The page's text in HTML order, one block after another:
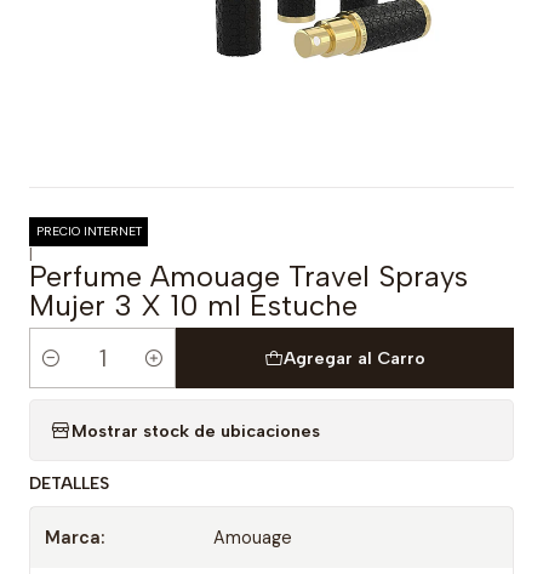
PRECIO INTERNET
|
Perfume Amouage Travel Sprays
Mujer 3 X 10 ml Estuche
Cantidad
Agregar al Carro
Mostrar stock de ubicaciones
DETALLES
Marca: Amouage